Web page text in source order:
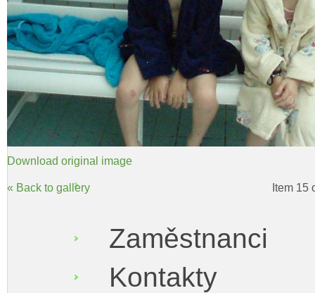
Download original image
« Back to gallery Item 15
Zaměstnanci
Kontakty